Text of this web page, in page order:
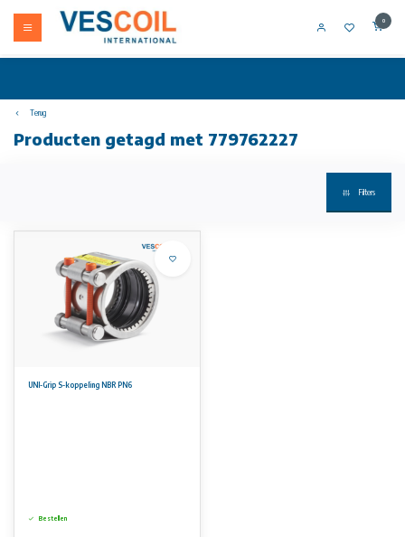
0
Terug
Producten getagd met 779762227
Filters
UNI-Grip S-koppeling NBR PN6
Bestellen